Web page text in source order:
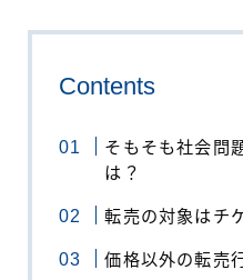
Contents
そもそも社会問
は？
転売の対象はチ
価格以外の転売